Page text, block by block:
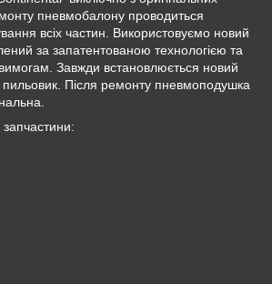
пневмобалону проводиться
всіх частин. Використовуємо новий
за запатентованою технологією та
Завжди встановлюється новий
пильовик. Після ремонту пневмоподушка